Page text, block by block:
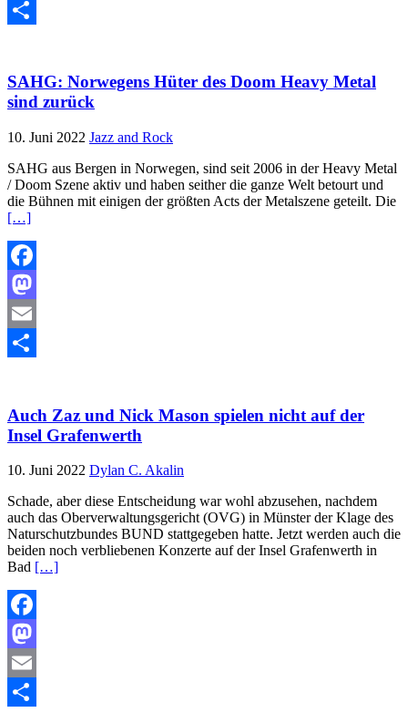
Email
SAHG: Norwegens Hüter des Doom Heavy Metal
sind zurück
10. Juni 2022 Jazz and Rock
SAHG aus Bergen in Norwegen, sind seit 2006 in der Heavy Metal
/ Doom Szene aktiv und haben seither die ganze Welt betourt und
die Bühnen mit einigen der größten Acts der Metalszene geteilt. Die
[…]
Facebook
Mastodon
Email
Auch Zaz und Nick Mason spielen nicht auf der
Insel Grafenwerth
10. Juni 2022 Dylan C. Akalin
Schade, aber diese Entscheidung war wohl abzusehen, nachdem
auch das Oberverwaltungsgericht (OVG) in Münster der Klage des
Naturschutzbundes BUND stattgegeben hatte. Jetzt werden auch die
beiden noch verbliebenen Konzerte auf der Insel Grafenwerth in
Bad […]
Facebook
Mastodon
Email